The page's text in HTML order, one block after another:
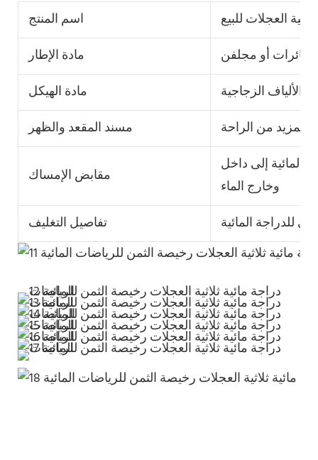
اسم المنتج
العجلات للبيع
مادة الإطار
أو مجلفن
مادة الهيكل
الألياف الزجاجية
مسند المقعد والظهر
لمزيد من الراحة
مقابض الإمساك
إلى داخل
وخارج الماء
تفاصيل التغليف
للدراجة المائية